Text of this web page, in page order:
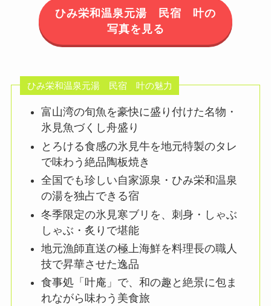
ひみ栄和温泉元湯 民宿 叶の
写真を見る
ひみ栄和温泉元湯 民宿 叶の魅力
富山湾の旬魚を豪快に盛り付けた名物・
氷見魚づくし舟盛り
とろける食感の氷見牛を地元特製のタレ
で味わう絶品陶板焼き
全国でも珍しい自家源泉・ひみ栄和温泉
の湯を独占できる宿
冬季限定の氷見寒ブリを、刺身・しゃぶ
しゃぶ・炙りで堪能
地元漁師直送の極上海鮮を料理長の職人
技で昇華させた逸品
食事処「叶庵」で、和の趣と絶景に包ま
れながら味わう美食旅